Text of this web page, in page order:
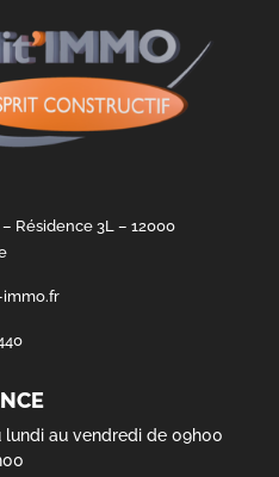
Résidence 3L – 12000
immo.fr
lundi au vendredi de 09h00